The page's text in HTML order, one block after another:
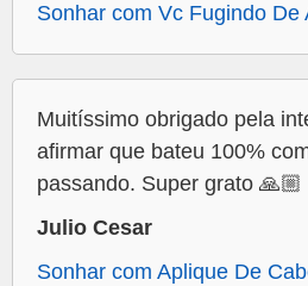
Sonhar com Vc Fugindo De
Muitíssimo obrigado pela
afirmar que bateu 100%
passando. Super grato 🙏🏼
Julio Cesar
Sonhar com Aplique De